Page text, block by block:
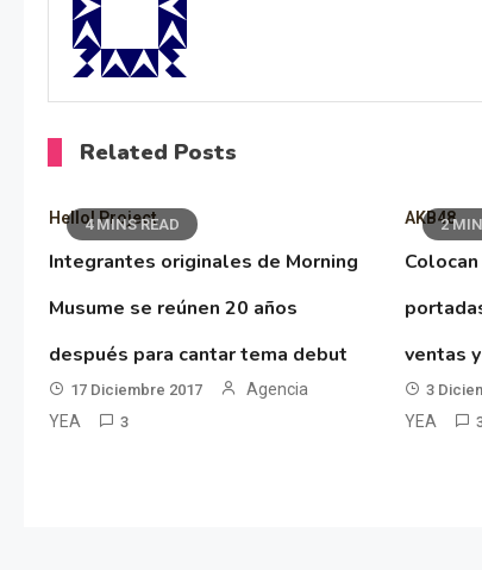
Related Posts
4 MINS READ
Hello! Project
Integrantes originales de Morning
Musume se reúnen 20 años
después para cantar tema debut
17 Diciembre 2017
Agencia
YEA
3
2
AKB48
ventas
3
YEA